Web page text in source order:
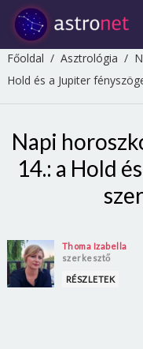
Főoldal / Asztrológia /
Hold és a Jupiter
Napi
14.: a Hold
Thoma Izabella
szerkesztő
RÉSZLETEK